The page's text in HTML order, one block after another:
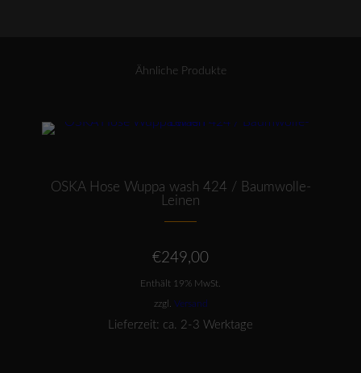
Ähnliche Produkte
Dieses Produkt weist mehrere Varianten auf. Die Optionen können auf der Produktseite gewählt werden
OSKA Hose Wuppa wash 424 / Baumwolle-
Leinen
€249,00
Enthält 19% MwSt.
zzgl. Versand
Lieferzeit: ca. 2-3 Werktage